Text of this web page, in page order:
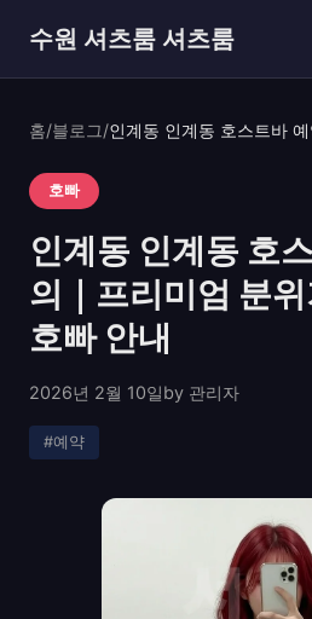
수원 셔츠룸 셔츠룸
홈/블로그/
호빠
인계동 인계동 호
의｜프리미엄 분
호빠 안내
2026년 2월 10일by 관리자
#예약